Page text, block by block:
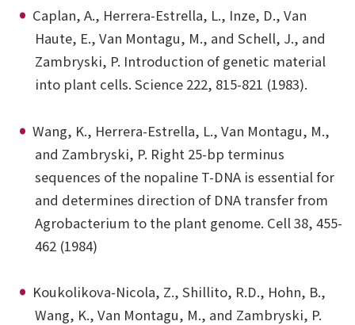
Caplan, A., Herrera-Estrella, L., Inze, D., Van
Haute, E., Van Montagu, M., and Schell, J., and
Zambryski, P. Introduction of genetic material
into plant cells. Science 222, 815-821 (1983).
Wang, K., Herrera-Estrella, L., Van Montagu, M.,
and Zambryski, P. Right 25-bp terminus
sequences of the nopaline T-DNA is essential for
and determines direction of DNA transfer from
Agrobacterium to the plant genome. Cell 38, 455-
462 (1984)
Koukolikova-Nicola, Z., Shillito, R.D., Hohn, B.,
Wang, K., Van Montagu, M., and Zambryski, P.